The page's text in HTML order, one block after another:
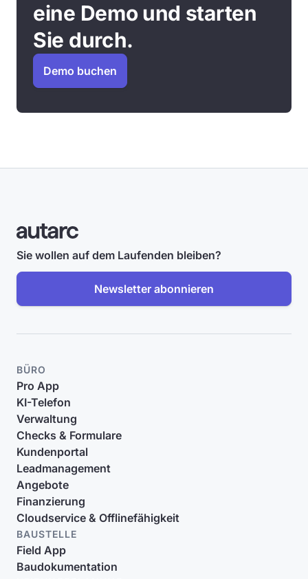
eine Demo und starten
Sie durch.
Demo buchen
Sie wollen auf dem Laufenden bleiben?
Newsletter abonnieren
BÜRO
Pro App
KI-Telefon
Verwaltung
Checks & Formulare
Kundenportal
Leadmanagement
Angebote
Finanzierung
Cloudservice & Offlinefähigkeit
BAUSTELLE
Field App
Baudokumentation